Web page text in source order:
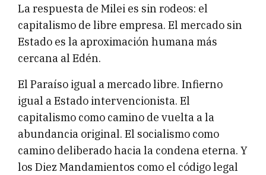
La respuesta de Milei es sin rodeos: el
capitalismo de libre empresa. El mercado sin
Estado es la aproximación humana más
cercana al Edén.
El Paraíso igual a mercado libre. Infierno
igual a Estado intervencionista. El
capitalismo como camino de vuelta a la
abundancia original. El socialismo como
camino deliberado hacia la condena eterna. Y
los Diez Mandamientos como el código legal